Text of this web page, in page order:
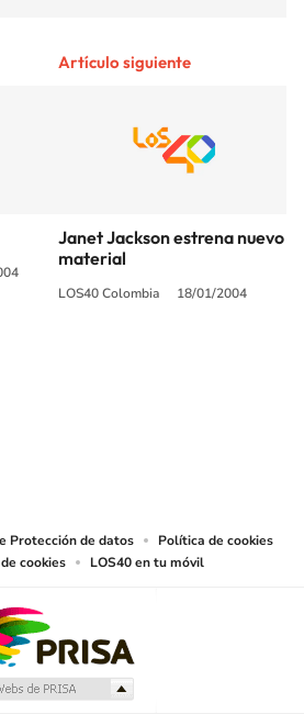
Artículo siguiente
Janet Jackson estrena nuevo
material
LOS40 Colombia 18/01/2004
Protección de datos
Política de cookies
cookies
LOS40 en tu móvil